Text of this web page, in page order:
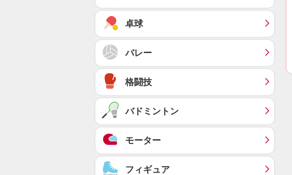
卓球
バレー
格闘技
バドミントン
モーター
フィギュア